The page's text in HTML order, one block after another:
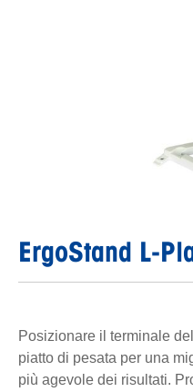
ErgoStand L-
Posizionare il terminale
piatto di pesata per una
più agevole dei risultati.